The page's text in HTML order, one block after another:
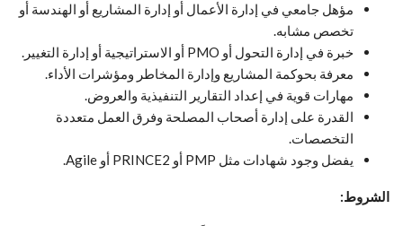
مؤهل جامعي في إدارة الأعمال أو إدارة المشاريع أو الهندسة أو
تخصص مشابه.
خبرة في إدارة التحول أو PMO أو الاستراتيجية أو إدارة التغيير.
معرفة بحوكمة المشاريع وإدارة المخاطر ومؤشرات الأداء.
مهارات قوية في إعداد التقارير التنفيذية والعروض.
القدرة على إدارة أصحاب المصلحة وفرق العمل متعددة
التخصصات.
يفضل وجود شهادات مثل PMP أو PRINCE2 أو Agile.
الشروط: